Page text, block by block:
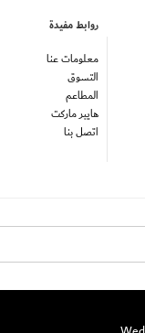
روابط مفيدة
معلومات عنا
التسوق
المطاعم
هايبر ماركت
اتصل بنا